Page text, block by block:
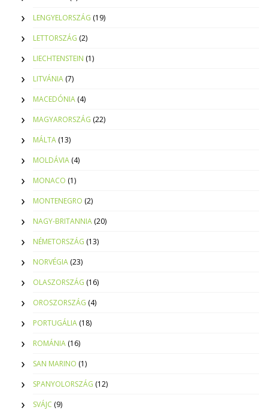
LENGYELORSZÁG (19)
LETTORSZÁG (2)
LIECHTENSTEIN (1)
LITVÁNIA (7)
MACEDÓNIA (4)
MAGYARORSZÁG (22)
MÁLTA (13)
MOLDÁVIA (4)
MONACO (1)
MONTENEGRO (2)
NAGY-BRITANNIA (20)
NÉMETORSZÁG (13)
NORVÉGIA (23)
OLASZORSZÁG (16)
OROSZORSZÁG (4)
PORTUGÁLIA (18)
ROMÁNIA (16)
SAN MARINO (1)
SPANYOLORSZÁG (12)
SVÁJC (9)